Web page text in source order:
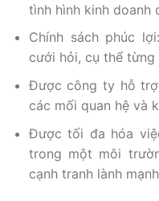
tình hình kinh doanh
Chính sách phúc
cưới hỏi, cụ thể
Được công ty hỗ
các mối quan hệ và
Được tối đa hóa
trong một môi
cạnh tranh lành